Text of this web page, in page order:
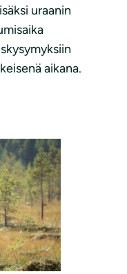
uraanin
aikana.